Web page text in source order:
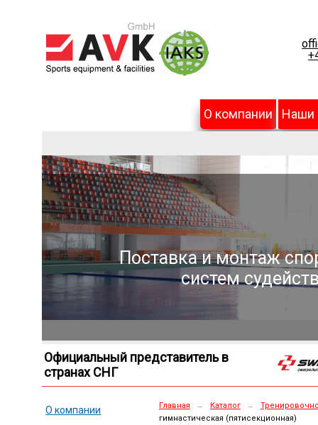
О компании Наши
Поставка и монтаж
систем
Официальный представитель в
странах СНГ
О компании
Главная → Каталог →
гимнастическая (пятисекционная)